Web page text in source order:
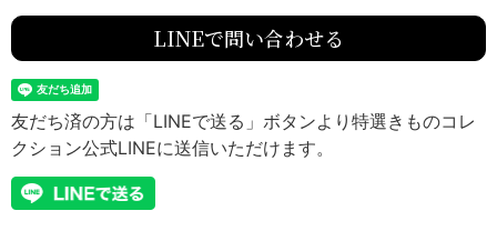
LINEで問い合わせる
友だち済の方は「LINEで送る」ボタンより特選きものコレ
クション公式LINEに送信いただけます。